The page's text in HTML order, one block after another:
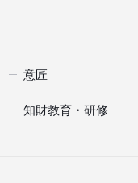
意匠
知財教育・研修